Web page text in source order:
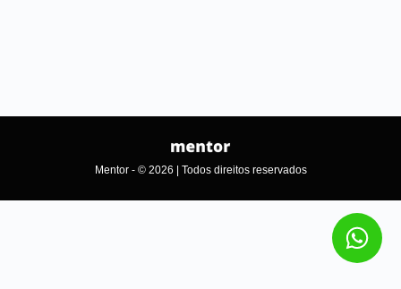
Mentor - © 2026 | Todos direitos reservados